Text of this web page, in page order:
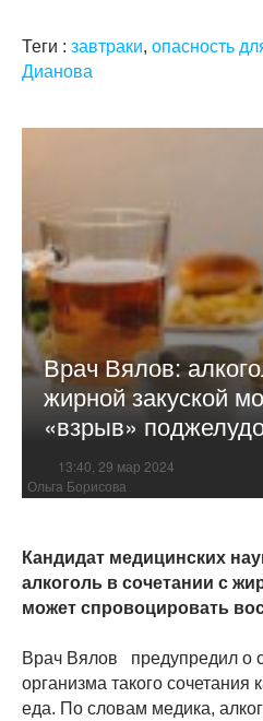
Теги : завтраки, опасность
Дианова
Врач Вялов:
жирной закуской
«взрыв»
13:40, 29 мар 2024
Ольга Борисова
Кандидат медицинских
алкоголь в сочетании с
может спровоцировать
Врач Вялов предупредил о
организма такого сочетания
еда. По словам медика,